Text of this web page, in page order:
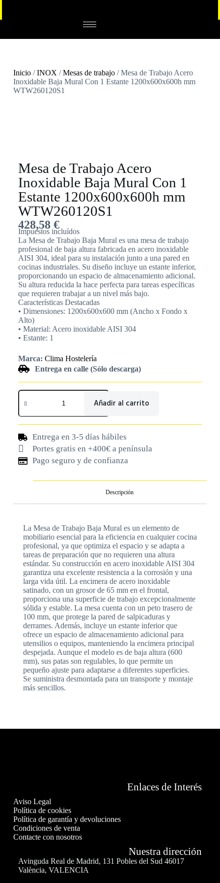
Inicio/INOX /Mesas de trabajo/ Mesa de Trabajo Acero
Inoxidable Baja Mural Con 1 Estante 1200x600x600h mm
WTW260120S1
Mesa de Trabajo Acero
Inoxidable Baja Mural Con 1
Estante 1200x600x600h mm
WTW260120S1
428,58 €
Impuestos incluídos
La Mesa de Trabajo Baja Mural es una mesa de trabajo
profesional de baja altura fabricada en acero inoxidable
AISI 304, ideal para su instalación junto a una pared en
cocinas industriales. Su diseño incluye un estante inferior,
proporcionando un espacio de almacenamiento adicional.
Su altura reducida la hace perfecta para tareas específicas
que requieren trabajar a un nivel más bajo.
Características Destacadas
• Dimensiones: 1200x600x600 mm (Ancho x Fondo x
Alto)
• Material: Acero inoxidable AISI 304
• Estante: 1
Marca: Clima Hostelería
Entrega en calle (Sólo descarga)
Añadir al carrito
Entrega en 3-5 días hábiles
Portes gratis en +400€ a península
Pago seguro y de confianza
Descripción
La Mesa de Trabajo Baja Mural es un elemento de
mobiliario esencial para la eficiencia en cualquier cocina
profesional, ya que optimiza el espacio y se adapta a
tareas de preparación que no requieren una altura
estándar. Su construcción en acero inoxidable AISI 304
garantiza una excelente resistencia a la corrosión y una
larga vida útil. La encimera de acero inoxidable
satinado, con un grosor de 65 mm en el frontal,
proporciona una superficie de trabajo excepcionalmente
sólida y estable. La mesa cuenta con un peto trasero de
100 mm, que protege la pared de salpicaduras y
derrames. Además, incluye un estante inferior que
ofrece un espacio de almacenamiento adicional para
utensilios o equipos, manteniendo la encimera principal
despejada. Aunque el modelo es de baja altura (600
mm), sus patas son regulables, lo que permite un
pequeño ajuste para adaptarse a diferentes superficies.
Se suministra desmontada para un transporte y montaje
más sencillos.
Enlaces de Interés
Aviso Legal
Política de cookies
Política de garantía y devoluciones
Condiciones de venta
Contacte con nosotros
Nuestra dirección
Avinguda Real de Madrid, 131 Pobles del Sud 46017
València, VALENCIA